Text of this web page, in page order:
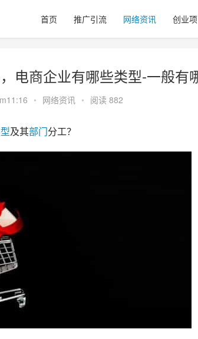
首页 推广引流 网络资讯 创业
电商企业有哪些类型-一般有
• 网络资讯 • 阅读 882
及其部门分工？